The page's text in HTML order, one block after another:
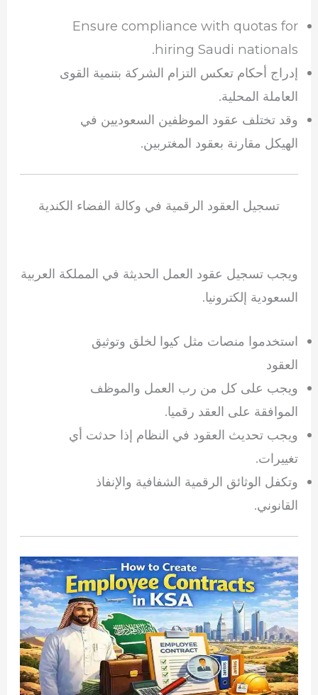
Ensure compliance with quotas for
hiring Saudi nationals.
إدراج أحكام تعكس التزام الشركة بتنمية القوى
العاملة المحلية.
وقد تختلف عقود الموظفين السعوديين في
الهيكل مقارنة بعقود المغتربين.
تسجيل العقود الرقمية في وكالة الفضاء الكندية
ويجب تسجيل عقود العمل الحديثة في المملكة العربية
السعودية إلكترونيا.
استخدموا منصات مثل كيوا لخلق وتوثيق
العقود
ويجب على كل من رب العمل والموظف
الموافقة على العقد رقميا.
ويجب تحديث العقود في النظام إذا حدثت أي
تغييرات.
وتكفل الوثائق الرقمية الشفافية والإنفاذ
القانوني.